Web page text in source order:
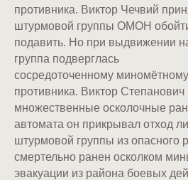
противника. Виктор Чечвий
штурмовой группы ОМОН
подавить. Но при выдвижении
группа подверглась
сосредоточенному
противника. Виктор Степанович
множественные осколочные
автомата он прикрывал отход
штурмовой группы из опасного
смертельно ранен осколком
эвакуации из района боевых